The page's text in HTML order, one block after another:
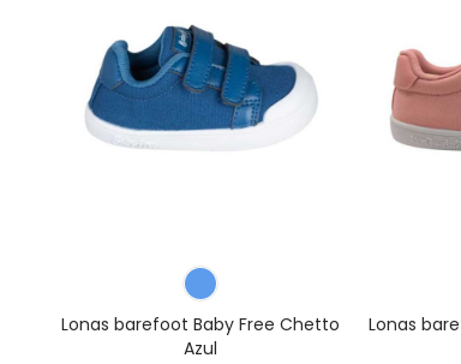
Lonas barefoot Baby Free Chetto
Azul
Lonas